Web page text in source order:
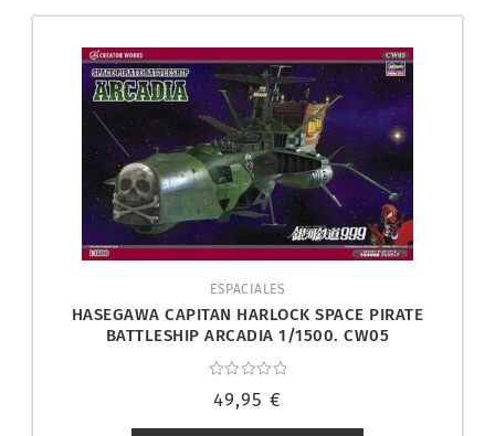
ESPACIALES
HASEGAWA CAPITAN HARLOCK SPACE PIRATE
BATTLESHIP ARCADIA 1/1500. CW05
con
de
49,95 €